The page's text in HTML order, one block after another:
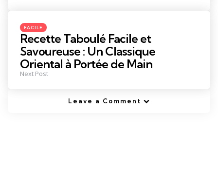
Posted
in
FACILE
Recette Taboulé Facile et
Savoureuse : Un Classique
Oriental à Portée de Main
Next Post
Leave a Comment